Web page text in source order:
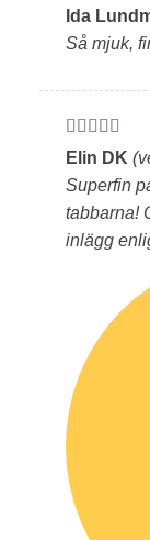
Betygsatt5
av 5
Ida
Så mjuk,
Betygsatt5
Elin DK
Superfin
tabbarna!
inlägg